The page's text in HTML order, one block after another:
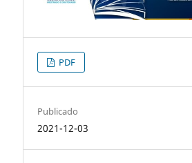
PDF
Publicado
2021-12-03